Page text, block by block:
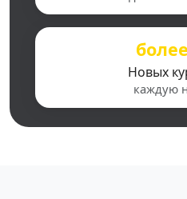
Новых
каждую